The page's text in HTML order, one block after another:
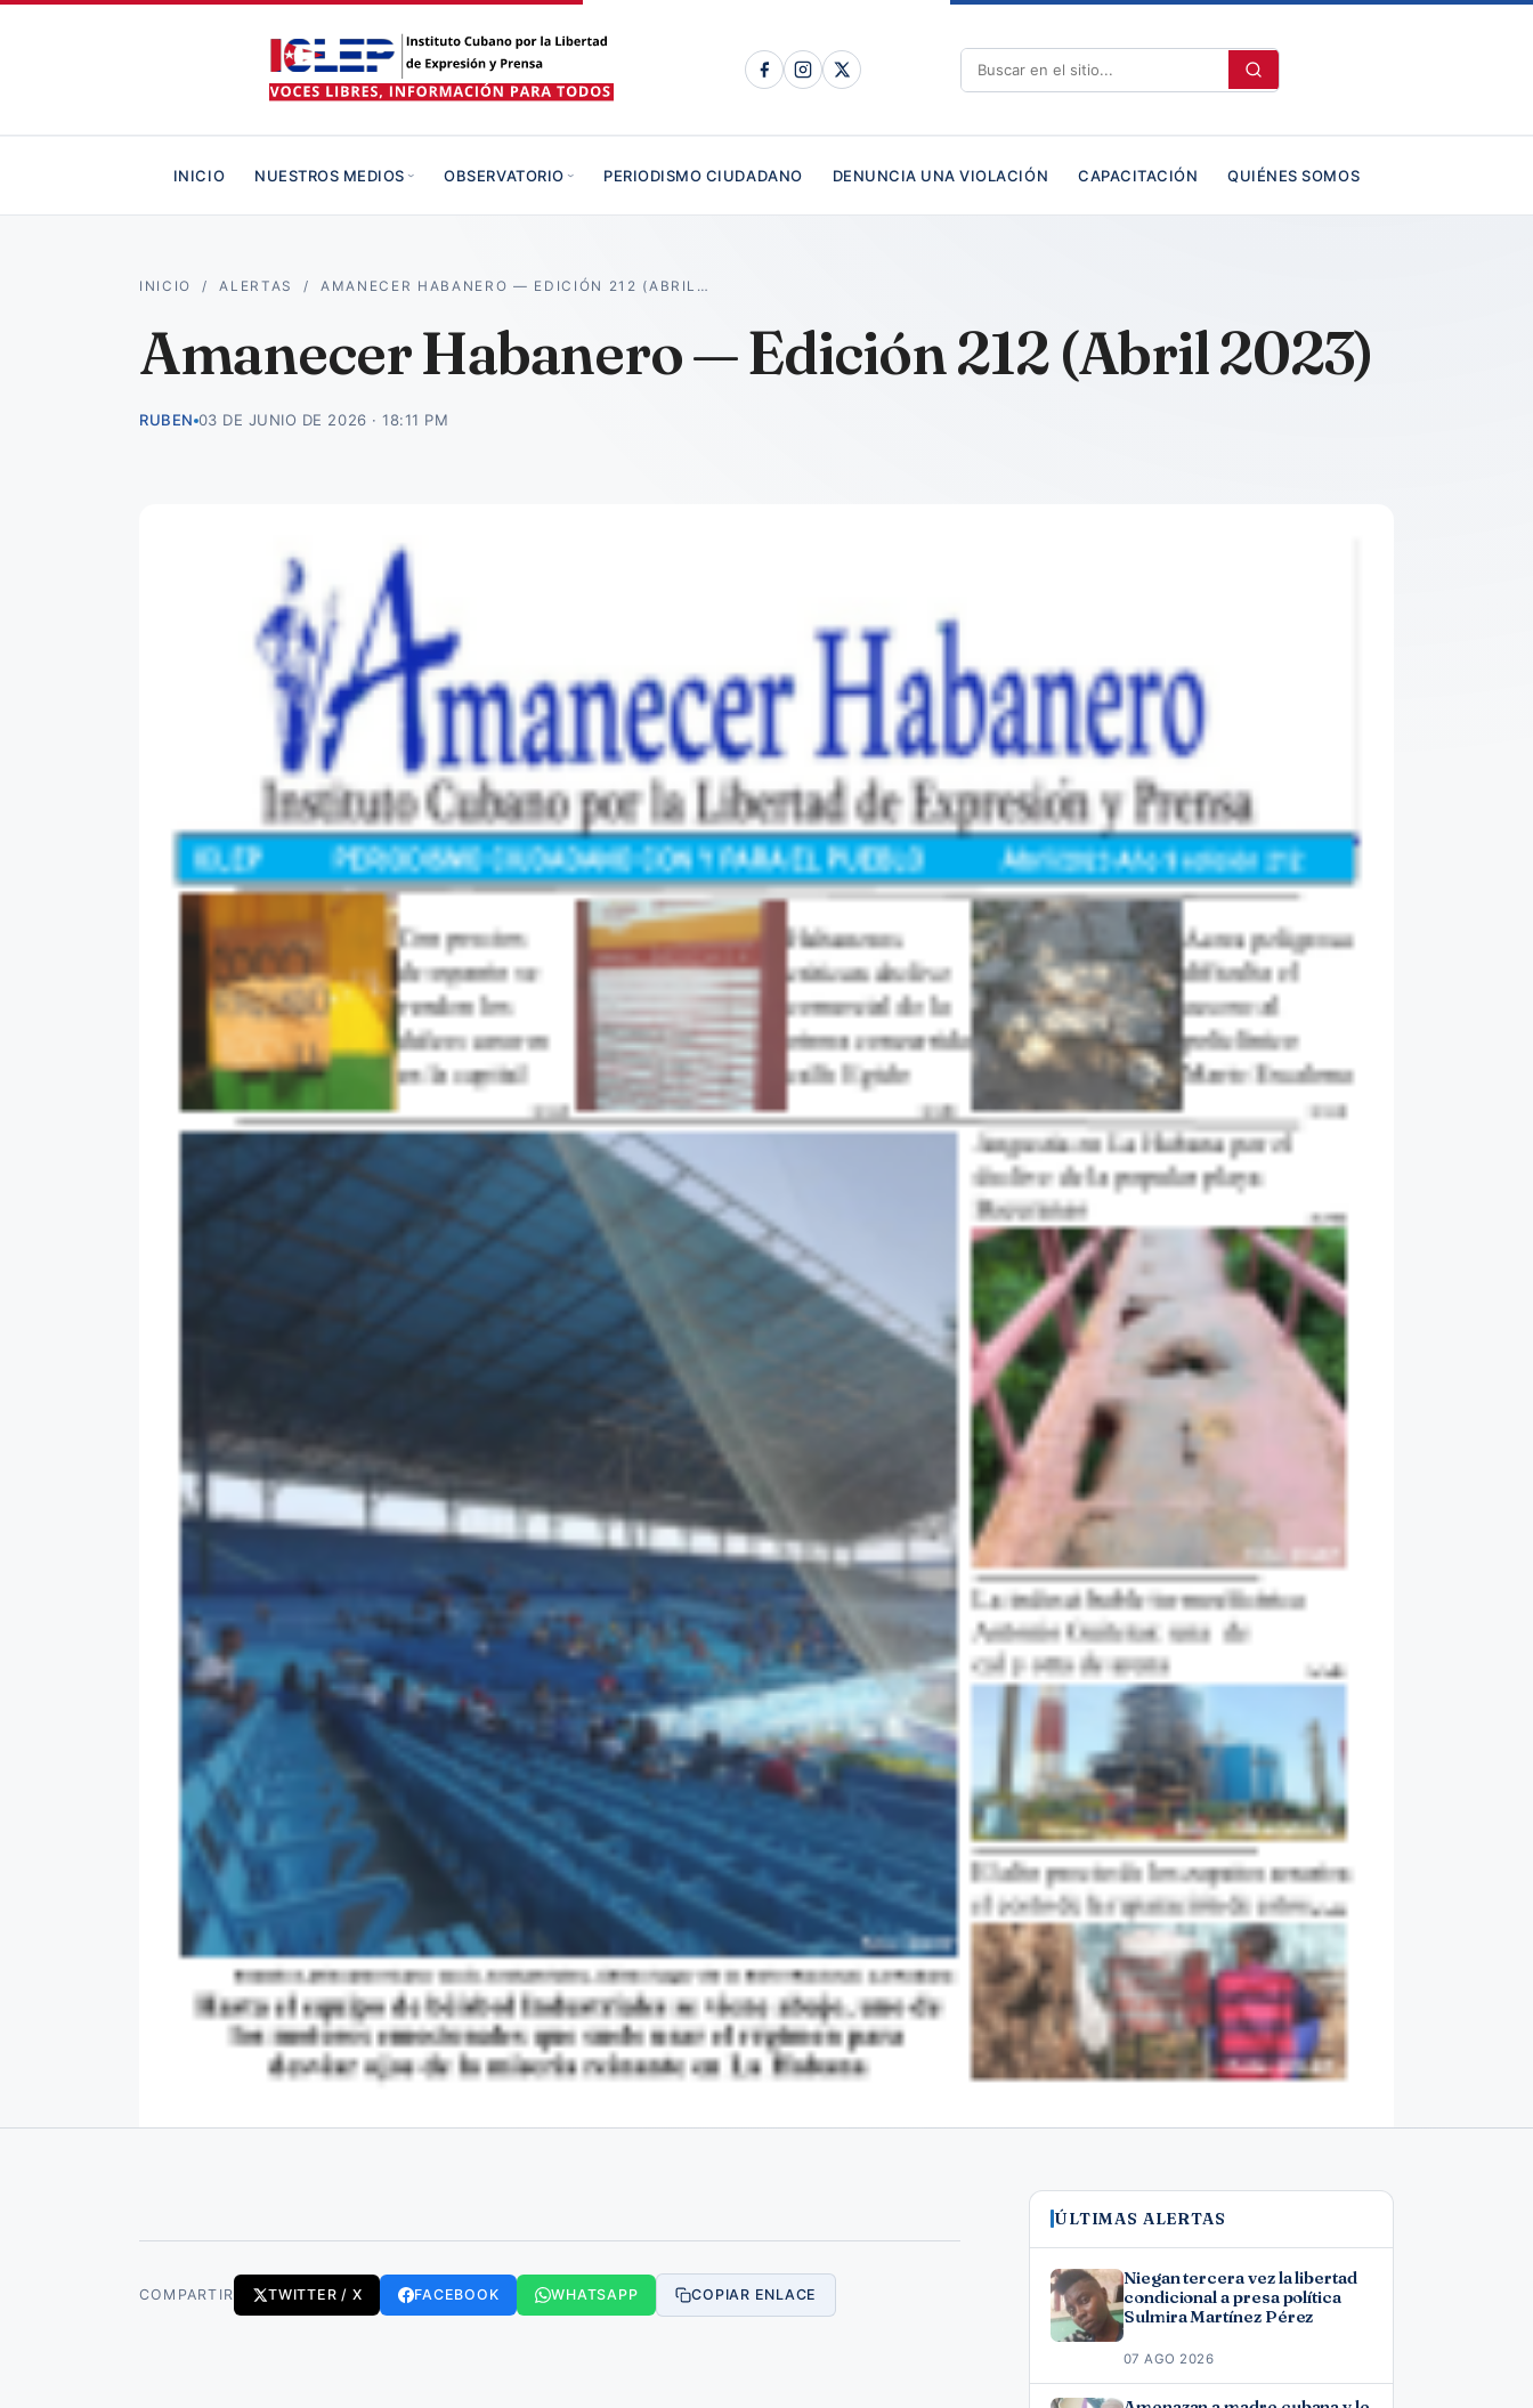
INICIO NUESTROS MEDIOS OBSERVATORIO PERIODISMO CIUDADANO DENUNCIA UNA VIOLACIÓN CAPACITACIÓN QUIÉNES SOMOS
INICIO /ALERTAS /AMANECER HABANERO — EDICIÓN 212 (ABRIL…
Amanecer Habanero — Edición 212 (Abril 2023)
RUBEN 03 DE JUNIO DE 2026 · 18:11 PM
COMPARTIR TWITTER / X FACEBOOK WHATSAPP COPIAR ENLACE
ÚLTIMAS ALERTAS
Niegan tercera vez la libertad
condicional a presa política
Sulmira Martínez Pérez
07 AGO 2026